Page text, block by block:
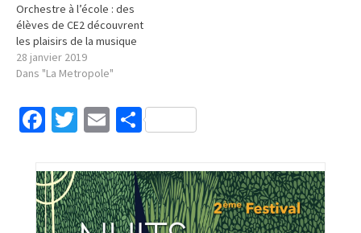
Orchestre à l’école : des
élèves de CE2 découvrent
les plaisirs de la musique
28 janvier 2019
Dans "La Metropole"
Facebook
Twitter
EmailPartager